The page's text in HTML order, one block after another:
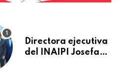
Directora ejecutiva
del INAIPI Josefa